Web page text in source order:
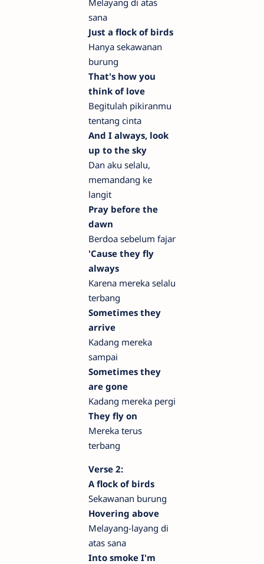
sana
Just a flock of birds
Hanya sekawanan
burung
That's how you
think of love
Begitulah pikiranmu
tentang cinta
And I always, look
up to the sky
Dan aku selalu,
memandang ke
langit
Pray before the
dawn
Berdoa sebelum fajar
'Cause they fly
always
Karena mereka selalu
terbang
Sometimes they
arrive
Kadang mereka
sampai
Sometimes they
are gone
Kadang mereka pergi
They fly on
Mereka terus
terbang
Verse 2:
A flock of birds
Sekawanan burung
Hovering above
Melayang-layang di
atas sana
Into smoke I'm